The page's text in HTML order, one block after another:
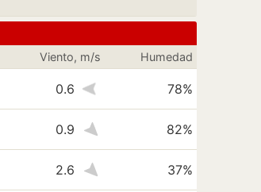
Viento, m/s Humedad
0.6 78%
0.9 82%
2.6 37%